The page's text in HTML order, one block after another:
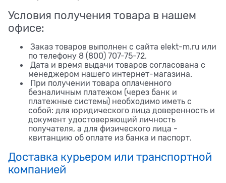
Условия получения товара в нашем
офисе:
Заказ товаров выполнен с сайта elekt-m.ru или
по телефону 8 (800) 707-75-72.
Дата и время выдачи товаров согласована с
менеджером нашего интернет-магазина.
При получении товара оплаченного
безналичным платежом (через банк и
платежные системы) необходимо иметь с
собой: для юридического лица доверенность и
документ удостоверяющий личность
получателя, а для физического лица -
квитанцию об оплате из банка и паспорт.
Доставка курьером или транспортной
компанией